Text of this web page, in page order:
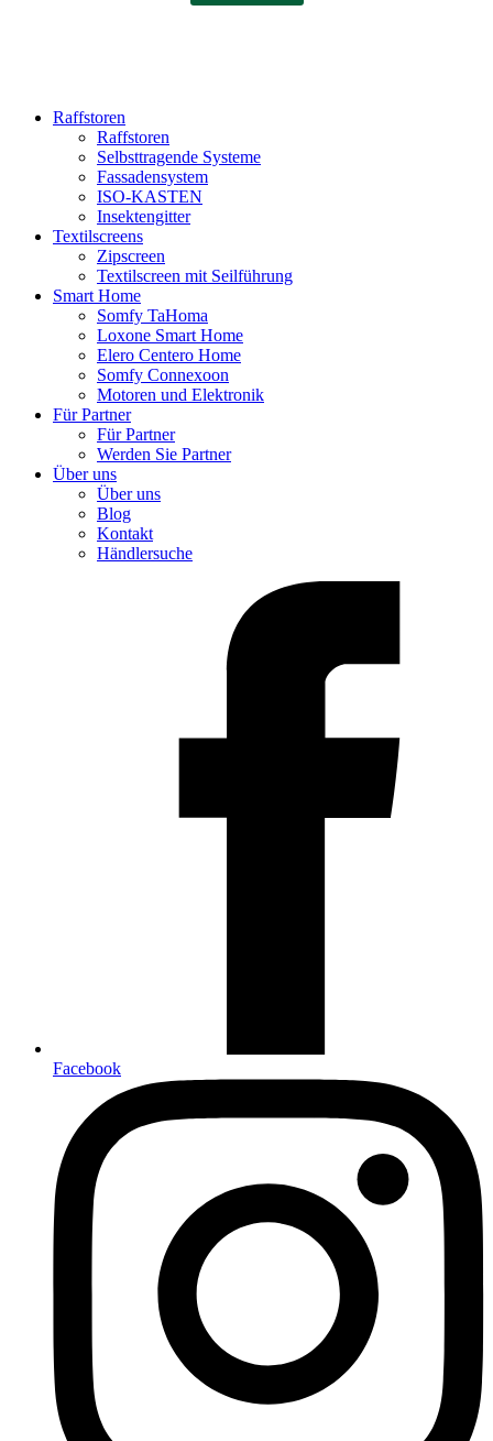
Raffstoren
Raffstoren
Selbsttragende Systeme
Fassadensystem
ISO-KASTEN
Insektengitter
Textilscreens
Zipscreen
Textilscreen mit Seilführung
Smart Home
Somfy TaHoma
Loxone Smart Home
Elero Centero Home
Somfy Connexoon
Motoren und Elektronik
Für Partner
Für Partner
Werden Sie Partner
Über uns
Über uns
Blog
Kontakt
Händlersuche
Facebook